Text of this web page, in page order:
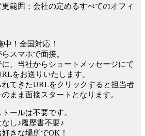
範囲：会社の定めるすべてのオフィ
中！全国対応！
スマホで面接。
に、当社からショートメッセージにて
をお送りいたします。
れてきたURLをクリックすると担当者
まま面接スタートとなります。
ールは不要です。
し♪履歴書不要♪
きな場所でOK！